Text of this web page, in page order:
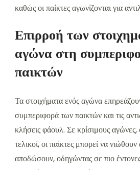
καθώς οι παίκτες αγωνίζονται για
Επιρροή των
αγώνα στη
παικτών
Τα στοιχήματα ενός αγώνα
συμπεριφορά των παικτών και τις
κλήσεις φάουλ. Σε κρίσιμους
τελικοί, οι παίκτες μπορεί να
αποδώσουν, οδηγώντας σε πιο